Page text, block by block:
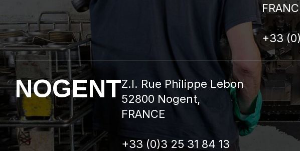
+33
NOGENTZ.I. Rue Philippe Lebon
52800 Nogent,
FRANCE
+33 (0)3 25 31 84 13